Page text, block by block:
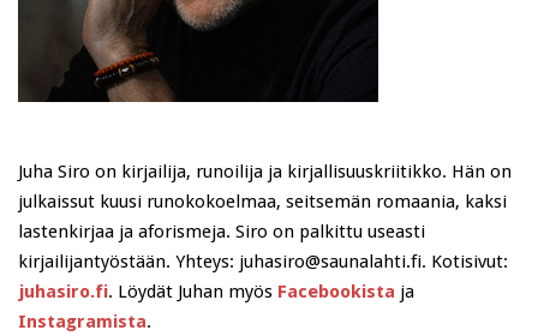
Juha Siro on kirjailija, runoilija ja kirjallisuuskriitikko. Hän on
julkaissut kuusi runokokoelmaa, seitsemän romaania, kaksi
lastenkirjaa ja aforismeja. Siro on palkittu useasti
kirjailijantyöstään. Yhteys: juhasiro@saunalahti.fi. Kotisivut:
juhasiro.fi. Löydät Juhan myös Facebookista ja
Instagramista.